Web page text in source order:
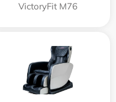
VictoryFit M76